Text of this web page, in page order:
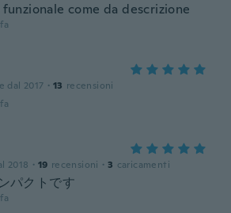
come da descrizione
dal 2017 · 13 recensioni
2018 · 19 recensioni · 3 caricamenti
パクトです